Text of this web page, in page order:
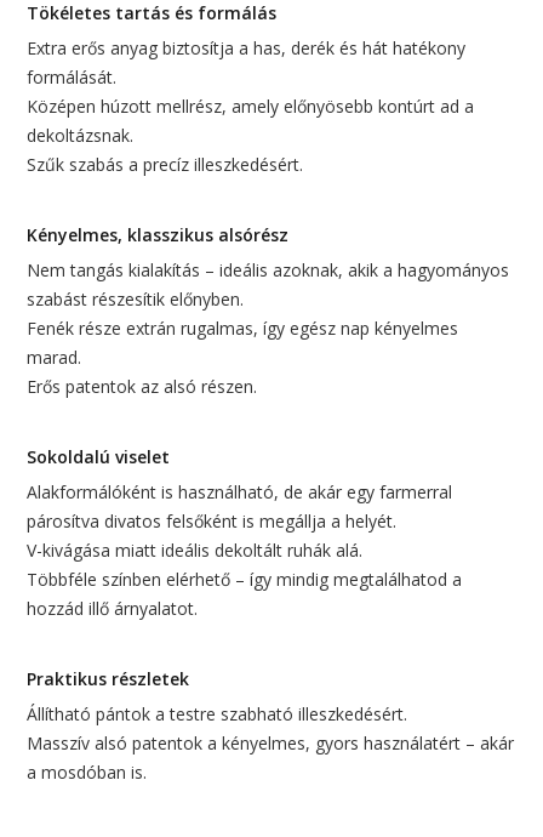
Tökéletes tartás és formálás
Extra erős anyag biztosítja a has, derék és hát hatékony
formálását.
Középen húzott mellrész, amely előnyösebb kontúrt ad a
dekoltázsnak.
Szűk szabás a precíz illeszkedésért.
Kényelmes, klasszikus alsórész
Nem tangás kialakítás – ideális azoknak, akik a hagyományos
szabást részesítik előnyben.
Fenék része extrán rugalmas, így egész nap kényelmes
marad.
Erős patentok az alsó részen.
Sokoldalú viselet
Alakformálóként is használható, de akár egy farmerral
párosítva divatos felsőként is megállja a helyét.
V-kivágása miatt ideális dekoltált ruhák alá.
Többféle színben elérhető – így mindig megtalálhatod a
hozzád illő árnyalatot.
Praktikus részletek
Állítható pántok a testre szabható illeszkedésért.
Masszív alsó patentok a kényelmes, gyors használatért – akár
a mosdóban is.